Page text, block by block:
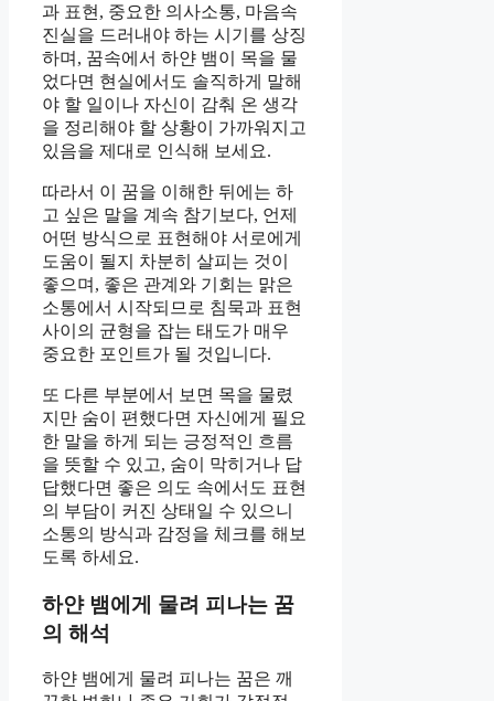
과 표현, 중요한 의사소통, 마음속
진실을 드러내야 하는 시기를 상징
하며, 꿈속에서 하얀 뱀이 목을 물
었다면 현실에서도 솔직하게 말해
야 할 일이나 자신이 감춰 온 생각
을 정리해야 할 상황이 가까워지고
있음을 제대로 인식해 보세요.
따라서 이 꿈을 이해한 뒤에는 하
고 싶은 말을 계속 참기보다, 언제
어떤 방식으로 표현해야 서로에게
도움이 될지 차분히 살피는 것이
좋으며, 좋은 관계와 기회는 맑은
소통에서 시작되므로 침묵과 표현
사이의 균형을 잡는 태도가 매우
중요한 포인트가 될 것입니다.
또 다른 부분에서 보면 목을 물렸
지만 숨이 편했다면 자신에게 필요
한 말을 하게 되는 긍정적인 흐름
을 뜻할 수 있고, 숨이 막히거나 답
답했다면 좋은 의도 속에서도 표현
의 부담이 커진 상태일 수 있으니
소통의 방식과 감정을 체크를 해보
도록 하세요.
하얀 뱀에게 물려 피나는 꿈
의 해석
하얀 뱀에게 물려 피나는 꿈은 깨